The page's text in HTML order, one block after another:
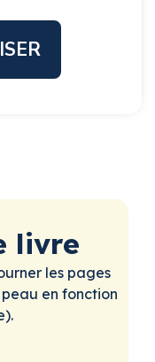
livre
les pages
en fonction